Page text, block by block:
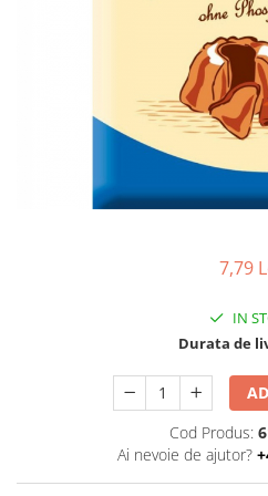
Ciocolata, cacao si cafea
Cafea bio din cereale
Sare si mixuri de sare
Dulceata si creme bio
Compoturi bio
7,79
IN
Durata de
Cod Produs:
Ai nevoie de ajutor?